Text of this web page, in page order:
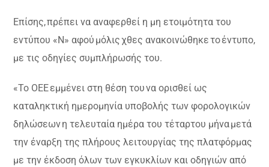
Επίσης, πρέπει να αναφερθεί η μη ετοιμότητα του
εντύπου «Ν» αφού μόλις χθες ανακοινώθηκε το έντυπο,
με τις οδηγίες συμπλήρωσής του.
«Το ΟΕΕ εμμένει στη θέση του να ορισθεί ως
καταληκτική ημερομηνία υποβολής των φορολογικών
δηλώσεων η τελευταία ημέρα του τέταρτου μήνα μετά
την έναρξη της πλήρους λειτουργίας της πλατφόρμας
με την έκδοση όλων των εγκυκλίων και οδηγιών από